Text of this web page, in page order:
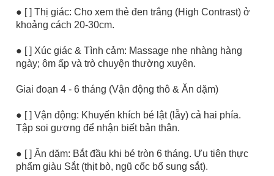
● [ ] Thị giác: Cho xem thẻ đen trắng (High Contrast) ở
khoảng cách 20-30cm.
● [ ] Xúc giác & Tình cảm: Massage nhẹ nhàng hàng
ngày; ôm ấp và trò chuyện thường xuyên.
Giai đoạn 4 - 6 tháng (Vận động thô & Ăn dặm)
● [ ] Vận động: Khuyến khích bé lật (lẫy) cả hai phía.
Tập soi gương để nhận biết bản thân.
● [ ] Ăn dặm: Bắt đầu khi bé tròn 6 tháng. Ưu tiên thực
phẩm giàu Sắt (thịt bò, ngũ cốc bổ sung sắt).